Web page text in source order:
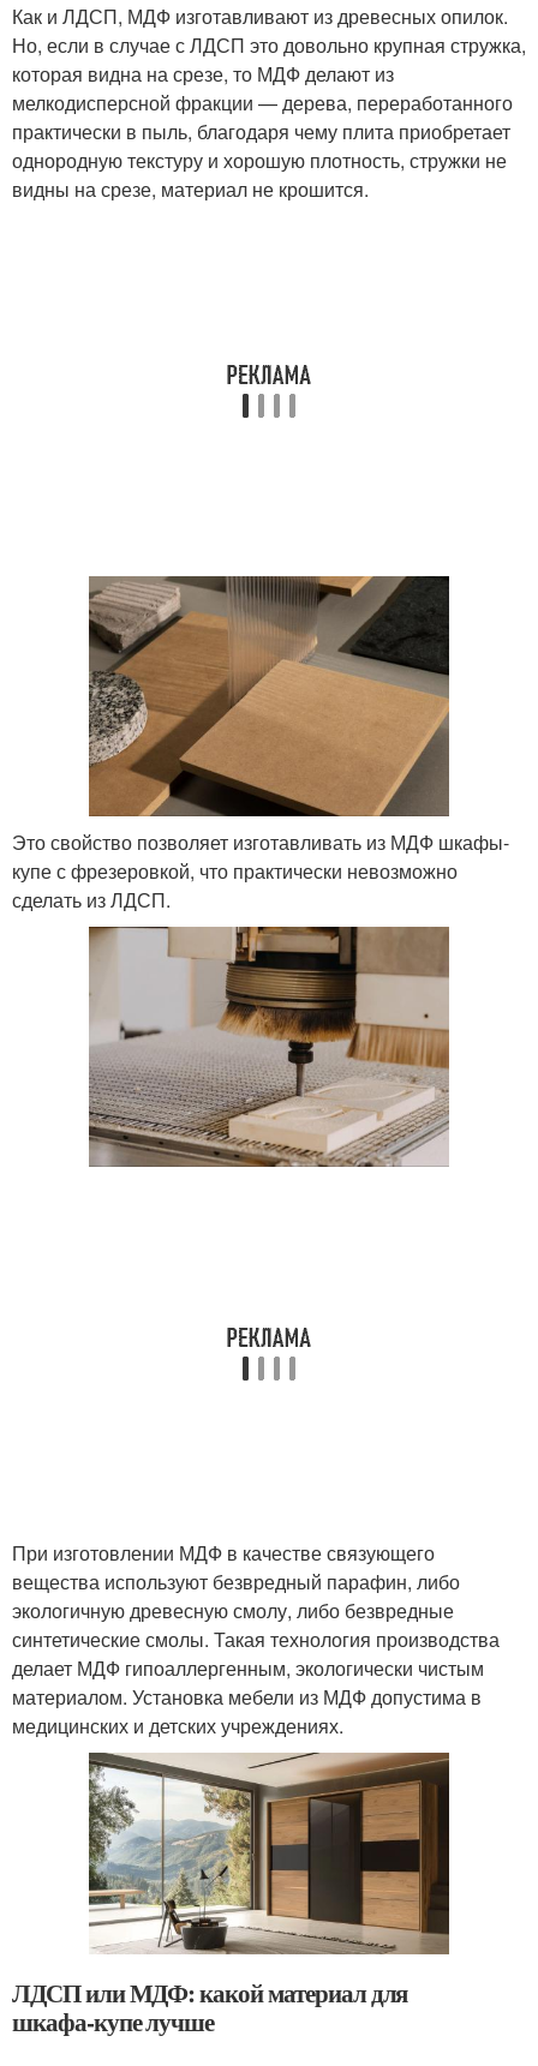
Как и ЛДСП, МДФ изготавливают из древесных опилок.
Но, если в случае с ЛДСП это довольно крупная стружка,
которая видна на срезе, то МДФ делают из
мелкодисперсной фракции — дерева, переработанного
практически в пыль, благодаря чему плита приобретает
однородную текстуру и хорошую плотность, стружки не
видны на срезе, материал не крошится.
Это свойство позволяет изготавливать из МДФ шкафы-
купе с фрезеровкой, что практически невозможно
сделать из ЛДСП.
При изготовлении МДФ в качестве связующего
вещества используют безвредный парафин, либо
экологичную древесную смолу, либо безвредные
синтетические смолы. Такая технология производства
делает МДФ гипоаллергенным, экологически чистым
материалом. Установка мебели из МДФ допустима в
медицинских и детских учреждениях.
ЛДСП или МДФ: какой материал для
шкафа‑купе лучше